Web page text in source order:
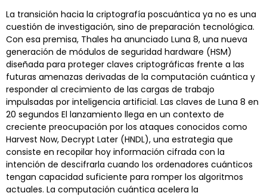
La transición hacia la criptografía poscuántica ya no es una
cuestión de investigación, sino de preparación tecnológica.
Con esa premisa, Thales ha anunciado Luna 8, una nueva
generación de módulos de seguridad hardware (HSM)
diseñada para proteger claves criptográficas frente a las
futuras amenazas derivadas de la computación cuántica y
responder al crecimiento de las cargas de trabajo
impulsadas por inteligencia artificial. Las claves de Luna 8 en
20 segundos El lanzamiento llega en un contexto de
creciente preocupación por los ataques conocidos como
Harvest Now, Decrypt Later (HNDL), una estrategia que
consiste en recopilar hoy información cifrada con la
intención de descifrarla cuando los ordenadores cuánticos
tengan capacidad suficiente para romper los algoritmos
actuales. La computación cuántica acelera la